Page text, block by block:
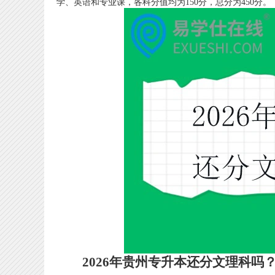
学、英语和专业课，各科分值均为150分，总分为450分。
2026年贵州专升本还分文理科吗